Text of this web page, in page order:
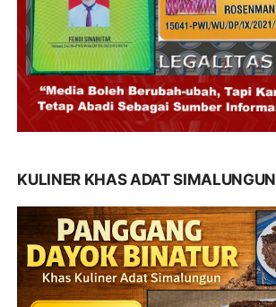
KULINER KHAS ADAT SIMALUNGUN